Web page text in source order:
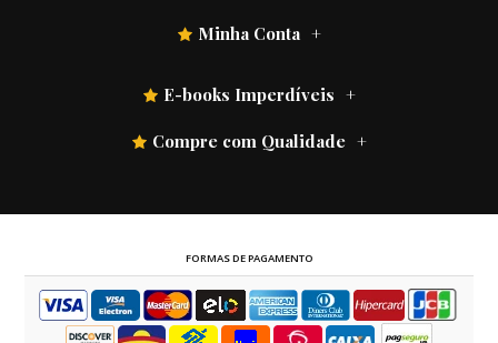
Minha Conta
E-books Imperdíveis
Compre com Qualidade
FORMAS DE PAGAMENTO